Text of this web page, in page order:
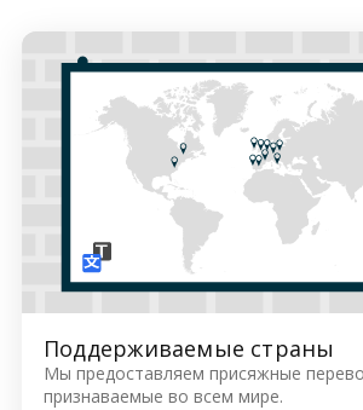
Поддерживаемые страны
Мы предоставляем присяжные
признаваемые во всем мире.